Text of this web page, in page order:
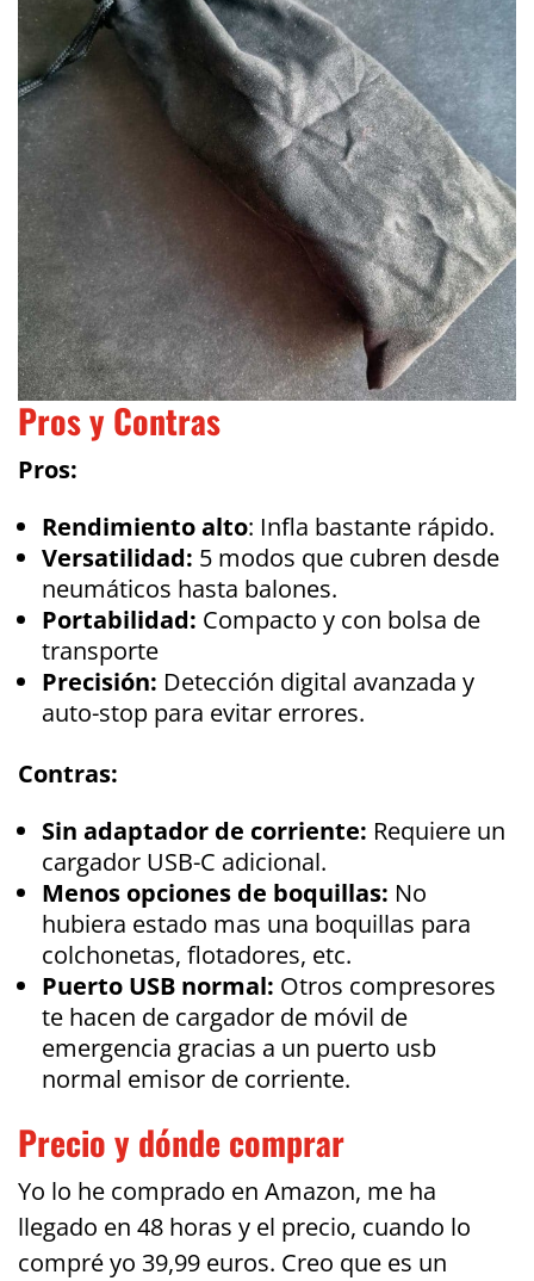
Pros y Contras
Pros:
Rendimiento alto: Infla bastante rápido.
Versatilidad: 5 modos que cubren desde
neumáticos hasta balones.
Portabilidad: Compacto y con bolsa de
transporte
Precisión: Detección digital avanzada y
auto-stop para evitar errores.
Contras:
Sin adaptador de corriente: Requiere un
cargador USB-C adicional.
Menos opciones de boquillas: No
hubiera estado mas una boquillas para
colchonetas, flotadores, etc.
Puerto USB normal: Otros compresores
te hacen de cargador de móvil de
emergencia gracias a un puerto usb
normal emisor de corriente.
Precio y dónde comprar
Yo lo he comprado en Amazon, me ha
llegado en 48 horas y el precio, cuando lo
compré yo 39,99 euros. Creo que es un